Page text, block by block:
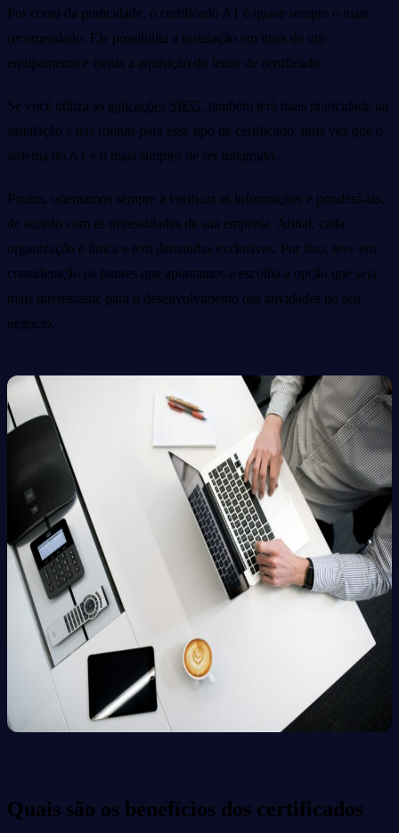
Por conta da praticidade, o certificado A1 é quase sempre o mais
recomendado. Ele possibilita a instalação em mais de um
equipamento e isenta a aquisição do leitor de certificado.
Se você utiliza as aplicações SIEG, também terá mais praticidade na
instalação e nas rotinas para esse tipo de certificado, uma vez que o
sistema do A1 é o mais simples de ser integrado.
Porém, orientamos sempre a verificar as informações e ponderá-las,
de acordo com as necessidades de sua empresa. Afinal, cada
organização é única e tem demandas exclusivas. Por isso, leve em
consideração os fatores que apontamos e escolha a opção que seja
mais interessante para o desenvolvimento das atividades no seu
negócio.
Quais são os benefícios dos certificados